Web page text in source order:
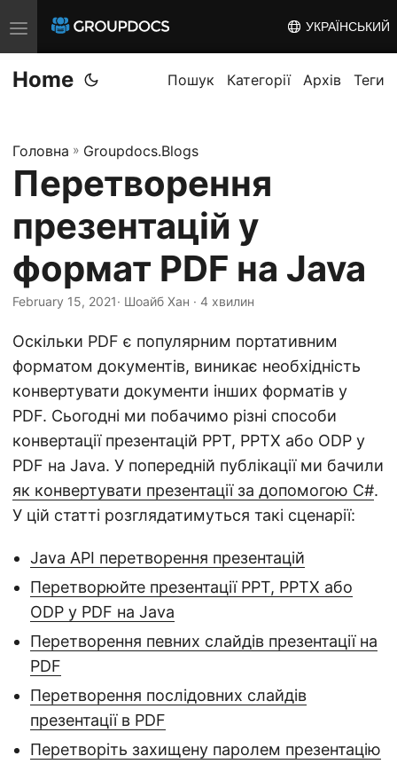
T
o
g
e
n
v
g
a
i
o
n
УКРАЇНСЬКИЙ
Home Пошук Категорії Архів Теги
Головна » Groupdocs.Blogs
Перетворення
презентацій у
формат PDF на Java
February 15, 2021· Шоайб Хан · 4 хвилин
Оскільки PDF є популярним портативним
форматом документів, виникає необхідність
конвертувати документи інших форматів у
PDF. Сьогодні ми побачимо різні способи
конвертації презентацій PPT, PPTX або ODP у
PDF на Java. У попередній публікації ми бачили
як конвертувати презентації за допомогою C#.
У цій статті розглядатимуться такі сценарії:
Java API перетворення презентацій
Перетворюйте презентації PPT, PPTX або
ODP у PDF на Java
Перетворення певних слайдів презентації на
PDF
Перетворення послідовних слайдів
презентації в PDF
Перетворіть захищену паролем презентацію